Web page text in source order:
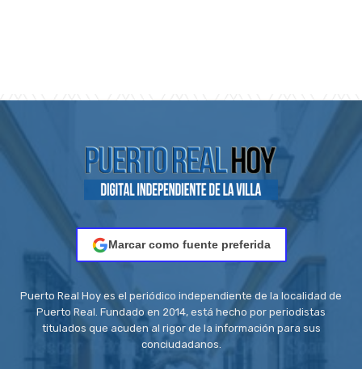
Marcar como fuente preferida
Puerto Real Hoy es el periódico independiente de la localidad de
Puerto Real. Fundado en 2014, está hecho por periodistas
titulados que acuden al rigor de la información para sus
conciudadanos.